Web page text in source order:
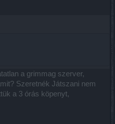
a grimmag szerver,
Szeretnék Játszani nem
a 3 órás köpenyt,